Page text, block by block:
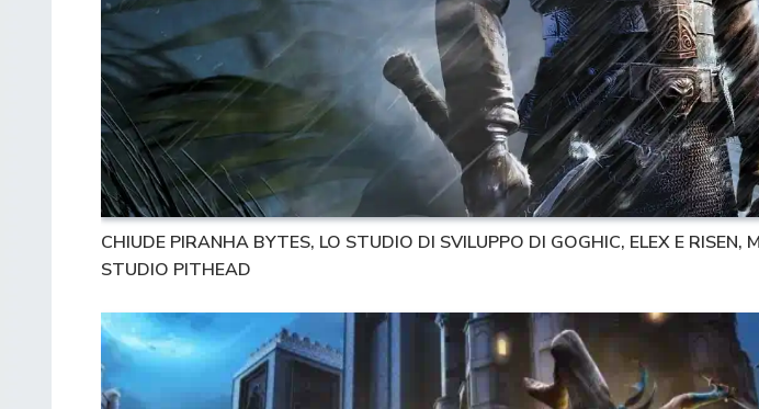
CHIUDE PIRANHA BYTES, LO STUDIO DI SVILUPPO DI GOGHIC, ELEX E RISEN,
STUDIO PITHEAD